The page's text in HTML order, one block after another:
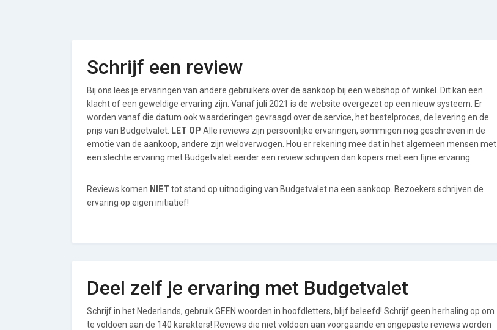
Schrijf een review
Bij ons lees je ervaringen van andere gebruikers over de aankoop bij een webshop of winkel. Dit kan een
klacht of een geweldige ervaring zijn. Vanaf juli 2021 is de website overgezet op een nieuw systeem. Er
worden vanaf die datum ook waarderingen gevraagd over de service, het bestelproces, de levering en de
prijs van Budgetvalet. LET OP Alle reviews zijn persoonlijke ervaringen, sommigen nog geschreven in de
emotie van de aankoop, andere zijn weloverwogen. Hou er rekening mee dat in het algemeen mensen met
een slechte ervaring met Budgetvalet eerder een review schrijven dan kopers met een fijne ervaring.
Reviews komen NIET tot stand op uitnodiging van Budgetvalet na een aankoop. Bezoekers schrijven de
ervaring op eigen initiatief!
Deel zelf je ervaring met Budgetvalet
Schrijf in het Nederlands, gebruik GEEN woorden in hoofdletters, blijf beleefd! Schrijf geen herhaling op om
te voldoen aan de 140 karakters! Reviews die niet voldoen aan voorgaande en ongepaste reviews worden